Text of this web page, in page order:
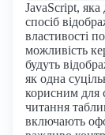
JavaScript,
спосіб
властивості
можливість
будуть
як одна
корисним для
читання
включають